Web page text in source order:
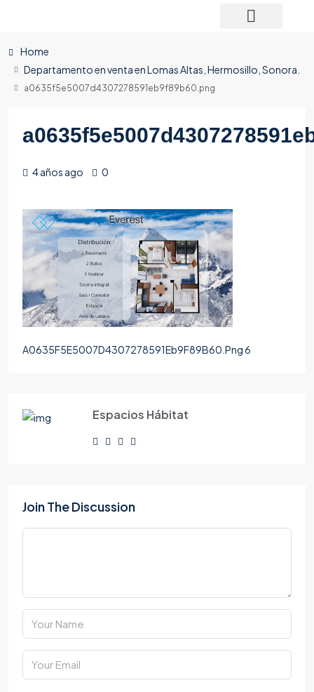
Home
Departamento en venta en Lomas Altas, Hermosillo, Sonora.
a0635f5e5007d4307278591eb9f89b60.png
4 años ago 0
A0635F5E5007D4307278591Eb9F89B60.Png 6
Espacios Hábitat
Join The Discussion